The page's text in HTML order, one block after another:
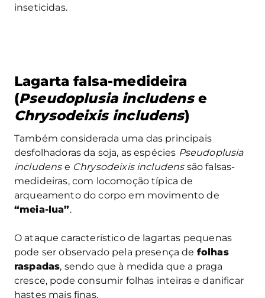
inseticidas.
Lagarta falsa-medideira
(Pseudoplusia includense
Chrysodeixis includens)
Também considerada uma das principais
desfolhadoras da soja, as espécies Pseudoplusia
includense Chrysodeixis includenssão falsas-
medideiras, com locomoção típica de
arqueamento do corpo em movimento de
“meia-lua”.
O ataque característico de lagartas pequenas
pode ser observado pela presença de folhas
raspadas, sendo que à medida que a praga
cresce, pode consumir folhas inteiras e danificar
hastes mais finas.